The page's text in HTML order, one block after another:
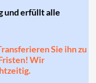
und erfüllt alle
Sie ihn zu
Wir